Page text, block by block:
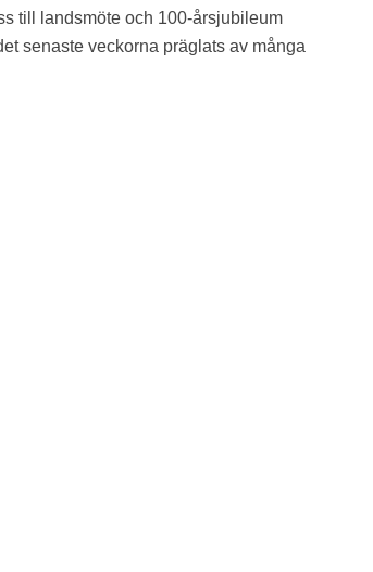
till landsmöte och 100-årsjubileum
senaste veckorna präglats av många